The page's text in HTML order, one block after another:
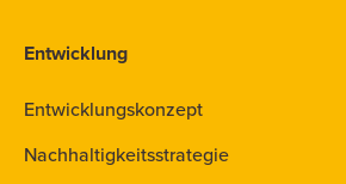
Entwicklung
Entwicklungskonzept
Nachhaltigkeitsstrategie